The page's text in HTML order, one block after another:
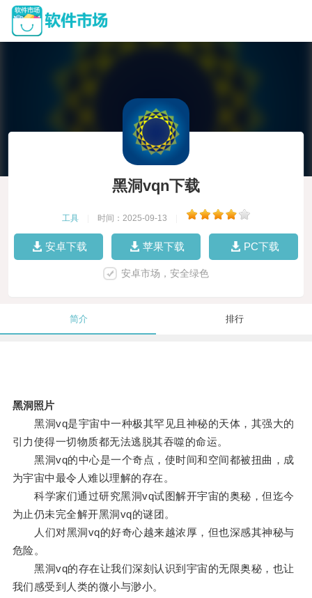
黑洞vqn下载
工具 时间：2025-09-13
安卓下载 苹果下载 PC下载
安卓市场，安全绿色
简介 排行
黑洞照片
黑洞vq是宇宙中一种极其罕见且神秘的天体，其强大的
引力使得一切物质都无法逃脱其吞噬的命运。
黑洞vq的中心是一个奇点，使时间和空间都被扭曲，成
为宇宙中最令人难以理解的存在。
科学家们通过研究黑洞vq试图解开宇宙的奥秘，但迄今
为止仍未完全解开黑洞vq的谜团。
人们对黑洞vq的好奇心越来越浓厚，但也深感其神秘与
危险。
黑洞vq的存在让我们深刻认识到宇宙的无限奥秘，也让
我们感受到人类的微小与渺小。